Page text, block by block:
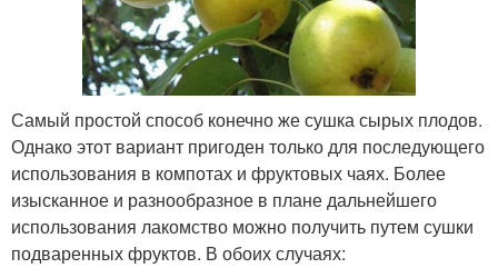
Самый простой способ конечно же сушка сырых плодов.
Однако этот вариант пригоден только для последующего
использования в компотах и фруктовых чаях. Более
изысканное и разнообразное в плане дальнейшего
использования лакомство можно получить путем сушки
подваренных фруктов. В обоих случаях: